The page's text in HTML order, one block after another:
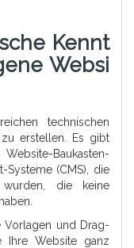
Kennt
Websi
technischen
erstellen. Es gibt
Baukasten-
Systeme (CMS), die
die keine
Vorlagen und Drag-
Ihre Website ganz